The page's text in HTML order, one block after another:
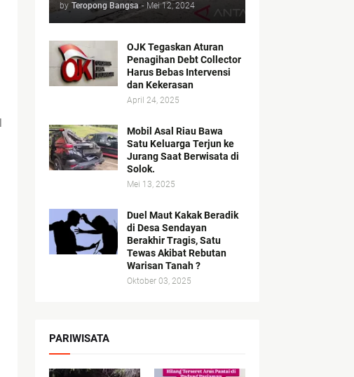
by Teropong Bangsa - Mei 12, 2024
OJK Tegaskan Aturan
Penagihan Debt Collector
Harus Bebas Intervensi
dan Kekerasan
April 24, 2025
Mobil Asal Riau Bawa
Satu Keluarga Terjun ke
Jurang Saat Berwisata di
Solok.
Mei 13, 2025
Duel Maut Kakak Beradik
di Desa Sendayan
Berakhir Tragis, Satu
Tewas Akibat Rebutan
Warisan Tanah ?
Oktober 03, 2025
PARIWISATA